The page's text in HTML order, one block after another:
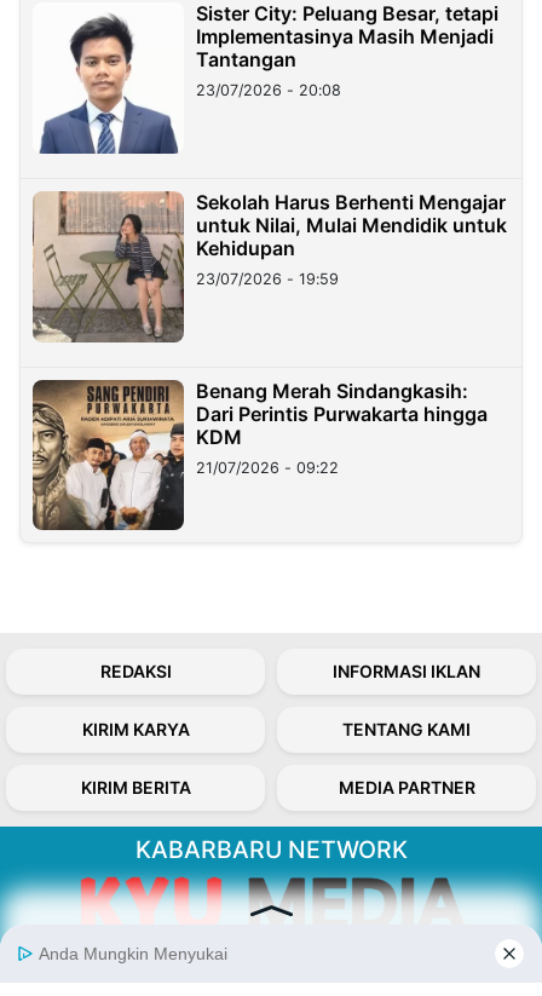
Sister City: Peluang Besar, tetapi
Implementasinya Masih Menjadi
Tantangan
23/07/2026 - 20:08
Sekolah Harus Berhenti Mengajar
untuk Nilai, Mulai Mendidik untuk
Kehidupan
23/07/2026 - 19:59
Benang Merah Sindangkasih:
Dari Perintis Purwakarta hingga
KDM
21/07/2026 - 09:22
REDAKSI INFORMASI IKLAN
KIRIM KARYA TENTANG KAMI
KIRIM BERITA MEDIA PARTNER
KABARBARU NETWORK